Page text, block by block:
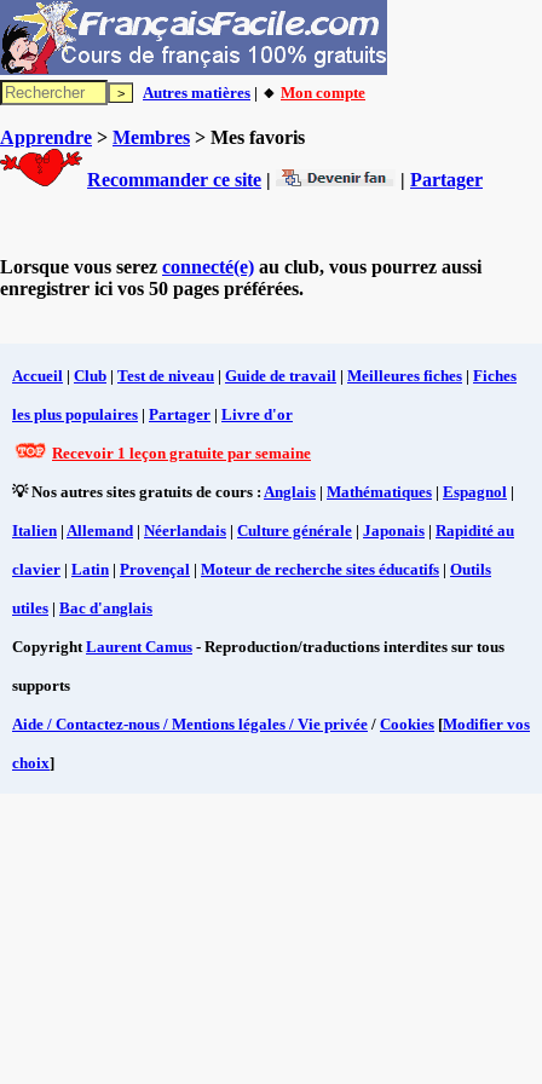
Autres matières | 🔸 Mon compte
Apprendre > Membres > Mes favoris
Recommander ce site | | Partager
Lorsque vous serez connecté(e) au club, vous pourrez aussi
enregistrer ici vos 50 pages préférées.
Accueil | Club | Test de niveau | Guide de travail | Meilleures fiches | Fiches
les plus populaires | Partager | Livre d'or
Recevoir 1 leçon gratuite par semaine
💡 Nos autres sites gratuits de cours : Anglais | Mathématiques | Espagnol |
Italien | Allemand | Néerlandais | Culture générale | Japonais | Rapidité au
clavier | Latin | Provençal | Moteur de recherche sites éducatifs | Outils
utiles | Bac d'anglais
CopyrightLaurent Camus - Reproduction/traductions interdites sur tous
supports
Aide / Contactez-nous / Mentions légales / Vie privée / Cookies [Modifier vos
choix]